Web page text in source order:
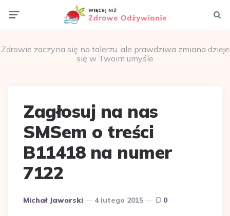
Zdrowie zaczyna się na talerzu, ale prawdziwa zmiana dzieje
się w Twoim umyśle
Zagłosuj na nas
SMSem o treści
B11418 na numer
7122
Dodane
Michał Jaworski 4 lutego 2015 0